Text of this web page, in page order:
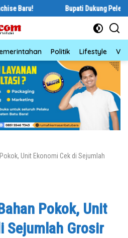
Bupati Dukung Pelestarian Budaya
Politik Lifestyle
Unit Ekonomi Cek di Sejumlah
Pokok, Unit
Sejumlah Grosir